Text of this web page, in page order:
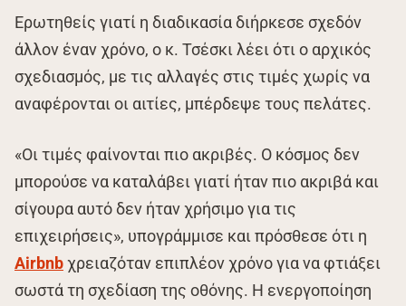
Ερωτηθείς γιατί η διαδικασία διήρκεσε σχεδόν
άλλον έναν χρόνο, ο κ. Τσέσκι λέει ότι ο αρχικός
σχεδιασμός, με τις αλλαγές στις τιμές χωρίς να
αναφέρονται οι αιτίες, μπέρδεψε τους πελάτες.
«Οι τιμές φαίνονται πιο ακριβές. Ο κόσμος δεν
μπορούσε να καταλάβει γιατί ήταν πιο ακριβά και
σίγουρα αυτό δεν ήταν χρήσιμο για τις
επιχειρήσεις», υπογράμμισε και πρόσθεσε ότι η
Airbnbχρειαζόταν επιπλέον χρόνο για να φτιάξει
σωστά τη σχεδίαση της οθόνης. Η ενεργοποίηση